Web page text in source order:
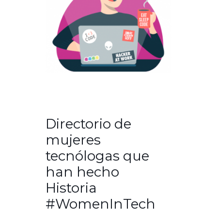
Directorio de
mujeres
tecnólogas que
han hecho
Historia
#WomenInTech